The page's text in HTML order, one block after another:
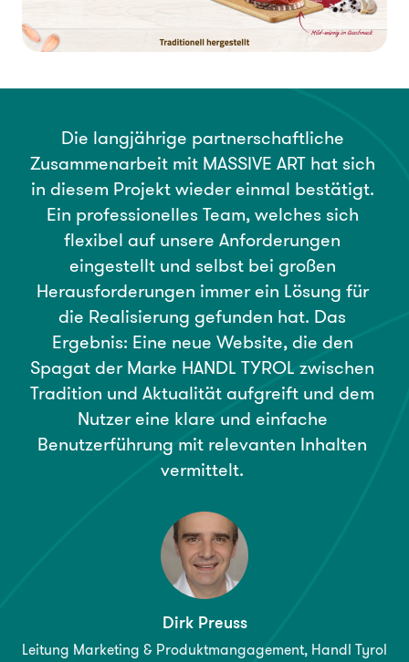
Die langjährige partnerschaftliche
Zusammenarbeit mit MASSIVE ART hatsich
in diesem Projektwiedereinmal bestätigt.
Ein professionelles Team,welches sich
flexibel auf unsere Anforderungen
eingestellt und selbst bei großen
Herausforderungen immerein Lösung für
die Realisierung gefunden hat. Das
Ergebnis: Eine neue Website,die den
SpagatderMarke HANDL TYROL zwischen
Tradition und Aktualitätaufgreift und dem
Nutzereine klare und einfache
Benutzerführung mit relevanten Inhalten
vermittelt.
Dirk Preuss
Leitung Marketing & Produktmangagement, Handl Tyrol